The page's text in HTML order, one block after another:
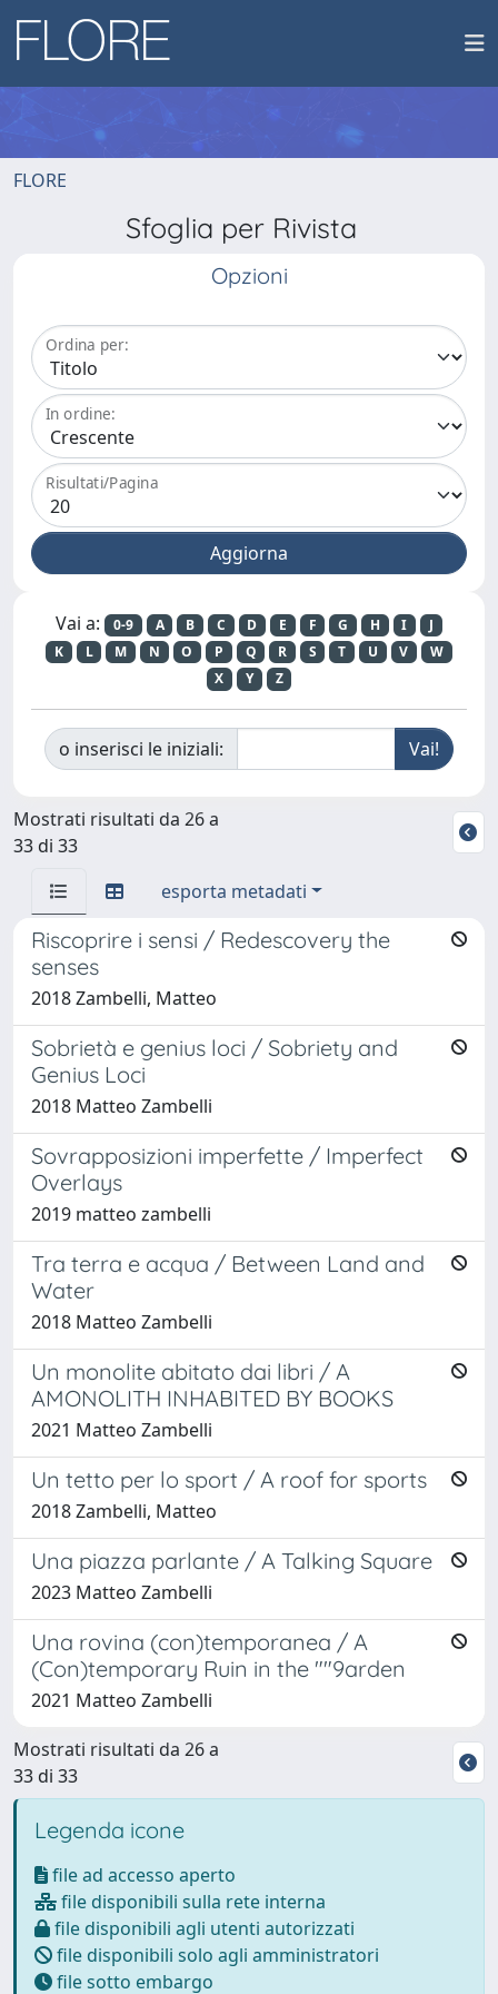
FLORE
Sfoglia per Rivista
Opzioni
Ordina per:
In ordine:
Risultati/Pagina
Vai a: 0-9 A B C D E F G H I
J
K
L M N O P Q R S T U V
W
X
Y Z
o inserisci le iniziali:
Mostrati risultati da 26 a
33 di 33
esporta metadati
Riscoprire i sensi / Redescovery the
senses
2018 Zambelli, Matteo
Sobrietà e genius loci / Sobriety and
Genius Loci
2018 Matteo Zambelli
Sovrapposizioni imperfette / Imperfect
Overlays
2019 matteo zambelli
Tra terra e acqua / Between Land and
Water
2018 Matteo Zambelli
Un monolite abitato dai libri / A
AMONOLITH INHABITED BY BOOKS
2021 Matteo Zambelli
Un tetto per lo sport / A roof for sports
2018 Zambelli, Matteo
Una piazza parlante / A Talking Square
2023 Matteo Zambelli
Una rovina (con)temporanea / A
(Con)temporary Ruin in the ""9arden
2021 Matteo Zambelli
Mostrati risultati da 26 a
33 di 33
Legenda icone
file ad accesso aperto
file disponibili sulla rete interna
file disponibili agli utenti autorizzati
file disponibili solo agli amministratori
file sotto embargo